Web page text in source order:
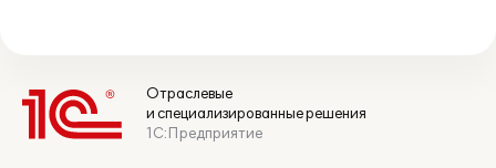
Отраслевые
и специализированные решения
1С:Предприятие